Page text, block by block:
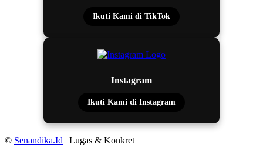
Ikuti Kami di TikTok
Instagram
Ikuti Kami di Instagram
© Senandika.Id | Lugas & Konkret